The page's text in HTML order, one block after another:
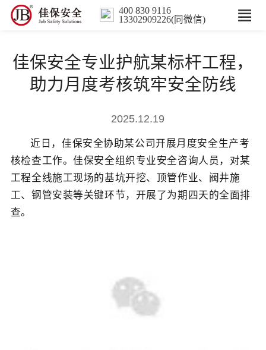
400 830 9116
13302909226(同微信)
核心业务
行业案例
培训
人力服务
佳保安全专业护航某标杆工程，
助力月度考核筑牢安全防线
2025.12.19
近日，佳保安全协助某公司开展月度安全生产考
核检查工作。佳保安全组织专业安全咨询人员，对某
工程全线施工现场的基坑开挖、顶管作业、阀井施
工、钢管安装等关键环节，开展了为期四天的全面排
查。